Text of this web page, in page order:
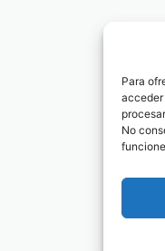
Para
acceder
No